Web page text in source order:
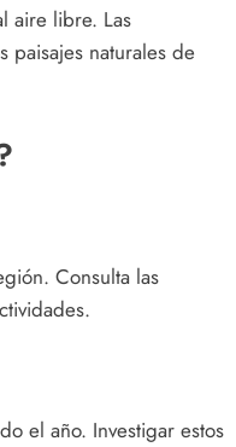
aire libre. Las
paisajes naturales de
Consulta las
el año. Investigar estos